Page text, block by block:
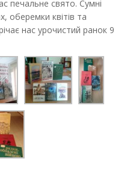
печальне свято. Сумні
оберемки квітів та
нас урочистий ранок 9